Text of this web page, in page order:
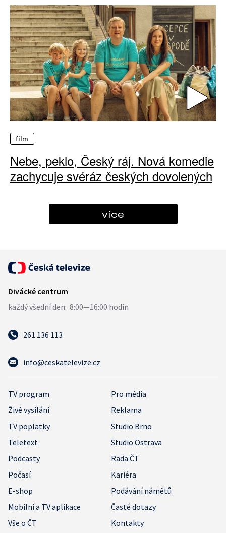
film
Nebe, peklo, Český ráj. Nová komedie
zachycuje svéráz českých dovolených
více
261 136 113
info@ceskatelevize.cz
TV program
Pro média
Živé vysílání
Reklama
TV poplatky
Studio Brno
Teletext
Studio Ostrava
Podcasty
Rada ČT
Počasí
Kariéra
E-shop
Podávání námětů
Mobilní a TV aplikace
Časté dotazy
Vše o ČT
Kontakty